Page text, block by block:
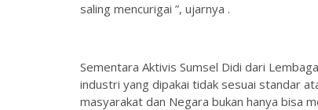
saling mencurigai ”, ujarnya .
Sementara Aktivis Sumsel Didi dari
industri yang dipakai tidak sesuai standar
masyarakat dan Negara bukan hanya bisa